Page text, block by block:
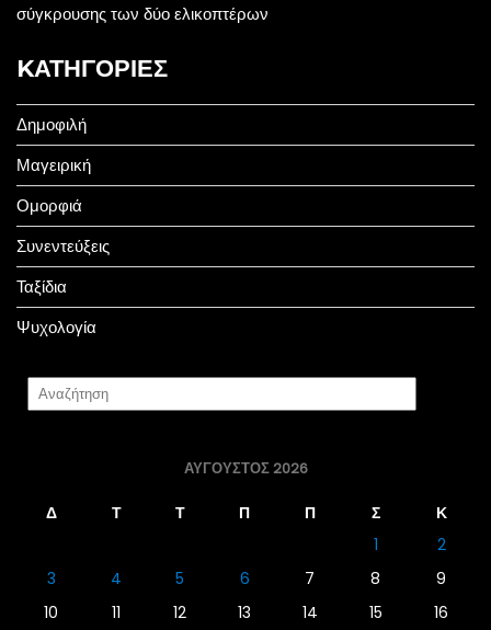
σύγκρουσης των δύο ελικοπτέρων
KΑΤΗΓΟΡΊΕΣ
Δημοφιλή
Μαγειρική
Ομορφιά
Συνεντεύξεις
Ταξίδια
Ψυχολογία
ΑΎΓΟΥΣΤΟΣ 2026
Δ Τ Τ Π Π Σ
Κ
1
2
3
4 5 6 7 8
9
10
11 12 13 14 15 16